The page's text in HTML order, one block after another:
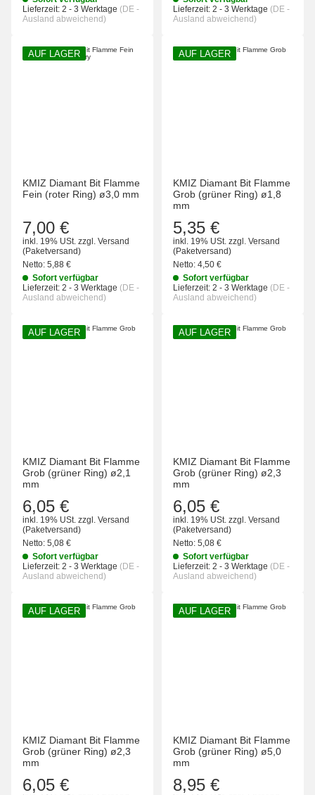
Lieferzeit: 2 - 3 Werktage (DE -
Ausland abweichend)
Lieferzeit: 2 - 3 Werktage (DE -
Ausland abweichend)
AUF LAGER
KMIZ Diamant Bit Flamme
Fein (roter Ring) ø3,0 mm
7,00 €
inkl. 19% USt. zzgl. Versand
(Paketversand)
Netto: 5,88 €
Sofort verfügbar
Lieferzeit: 2 - 3 Werktage (DE -
Ausland abweichend)
AUF LAGER
KMIZ Diamant Bit Flamme
Grob (grüner Ring) ø1,8
mm
5,35 €
inkl. 19% USt. zzgl. Versand
(Paketversand)
Netto: 4,50 €
Sofort verfügbar
Lieferzeit: 2 - 3 Werktage (DE -
Ausland abweichend)
AUF LAGER
KMIZ Diamant Bit Flamme
Grob (grüner Ring) ø2,1
mm
6,05 €
inkl. 19% USt. zzgl. Versand
(Paketversand)
Netto: 5,08 €
Sofort verfügbar
Lieferzeit: 2 - 3 Werktage (DE -
Ausland abweichend)
AUF LAGER
KMIZ Diamant Bit Flamme
Grob (grüner Ring) ø2,3
mm
6,05 €
inkl. 19% USt. zzgl. Versand
(Paketversand)
Netto: 5,08 €
Sofort verfügbar
Lieferzeit: 2 - 3 Werktage (DE -
Ausland abweichend)
AUF LAGER
KMIZ Diamant Bit Flamme
Grob (grüner Ring) ø2,3
mm
6,05 €
AUF LAGER
KMIZ Diamant Bit Flamme
Grob (grüner Ring) ø5,0
mm
8,95 €